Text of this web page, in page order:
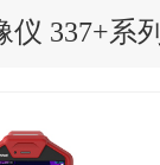
仪 337+系列